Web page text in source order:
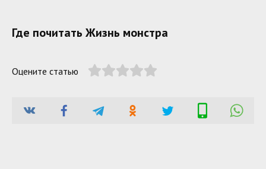
Где почитать Жизнь монстра
Оцените статью